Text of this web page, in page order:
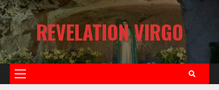
Skip
to
content
REVELATION VIRGO
Primary